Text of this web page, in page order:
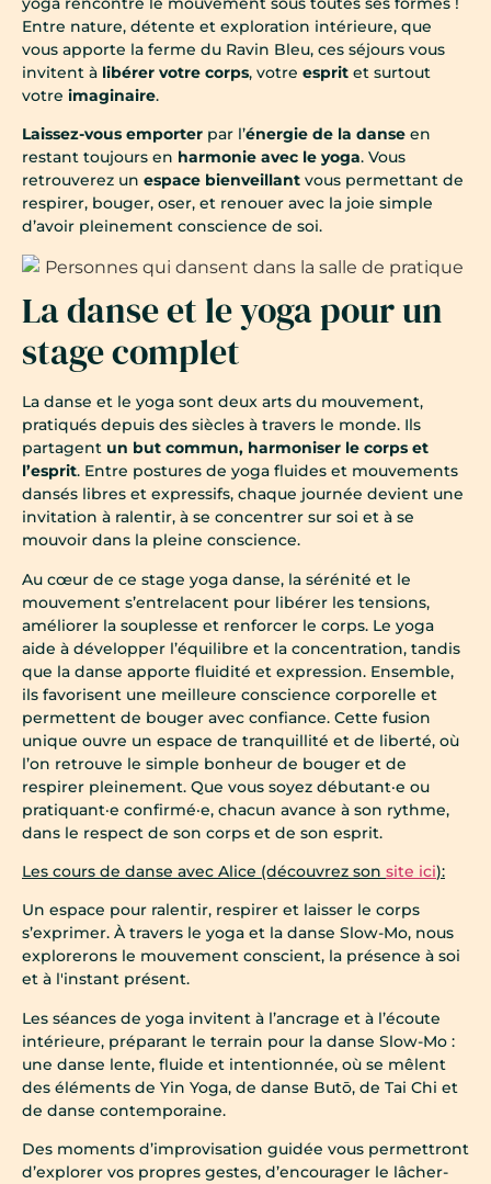
Entre nature, détente et exploration intérieure, que
vous apporte la ferme du Ravin Bleu, ces séjours vous
invitent à libérer votre corps, votre esprit et surtout
votre imaginaire.
Laissez-vous emporter par l’énergie de la danse en
restant toujours en harmonie avec le yoga. Vous
retrouverez un espace bienveillant vous permettant de
respirer, bouger, oser, et renouer avec la joie simple
d’avoir pleinement conscience de soi.
La danse et le yoga pour un
stage complet
La danse et le yoga sont deux arts du mouvement,
pratiqués depuis des siècles à travers le monde. Ils
partagent un but commun, harmoniser le corps et
l’esprit. Entre postures de yoga fluides et mouvements
dansés libres et expressifs, chaque journée devient une
invitation à ralentir, à se concentrer sur soi et à se
mouvoir dans la pleine conscience.
Au cœur de ce stage yoga danse, la sérénité et le
mouvement s’entrelacent pour libérer les tensions,
améliorer la souplesse et renforcer le corps. Le yoga
aide à développer l’équilibre et la concentration, tandis
que la danse apporte fluidité et expression. Ensemble,
ils favorisent une meilleure conscience corporelle et
permettent de bouger avec confiance. Cette fusion
unique ouvre un espace de tranquillité et de liberté, où
l’on retrouve le simple bonheur de bouger et de
respirer pleinement. Que vous soyez débutant·e ou
pratiquant·e confirmé·e, chacun avance à son rythme,
dans le respect de son corps et de son esprit.
Les cours de danse avec Alice (découvrez son site ici):
Un espace pour ralentir, respirer et laisser le corps
s’exprimer. À travers le yoga et la danse Slow-Mo, nous
explorerons le mouvement conscient, la présence à soi
et à l'instant présent.
Les séances de yoga invitent à l’ancrage et à l’écoute
intérieure, préparant le terrain pour la danse Slow-Mo :
une danse lente, fluide et intentionnée, où se mêlent
des éléments de Yin Yoga, de danse Butō, de Tai Chi et
de danse contemporaine.
Des moments d’improvisation guidée vous permettront
d’explorer vos propres gestes, d’encourager le lâcher-